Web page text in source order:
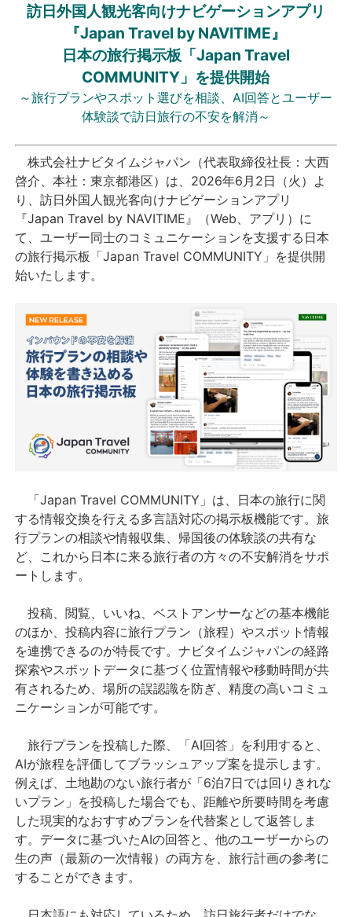
個人向けサービス
法人向けサービス
採用情報
English
訪日外国人観光客向けナビゲーションアプリ
『Japan Travel by NAVITIME』
日本の旅行掲示板「Japan Travel
COMMUNITY」を提供開始
～旅行プランやスポット選びを相談、AI回答とユーザー
体験談で訪日旅行の不安を解消～
株式会社ナビタイムジャパン（代表取締役社長：大西
啓介、本社：東京都港区）は、2026年6月2日（火）よ
り、訪日外国人観光客向けナビゲーションアプリ
『Japan Travel by NAVITIME』（Web、アプリ）に
て、ユーザー同士のコミュニケーションを支援する日本
の旅行掲示板「Japan Travel COMMUNITY」を提供開
始いたします。
「Japan Travel COMMUNITY」は、日本の旅行に関
する情報交換を行える多言語対応の掲示板機能です。旅
行プランの相談や情報収集、帰国後の体験談の共有な
ど、これから日本に来る旅行者の方々の不安解消をサポ
ートします。
投稿、閲覧、いいね、ベストアンサーなどの基本機能
のほか、投稿内容に旅行プラン（旅程）やスポット情報
を連携できるのが特長です。ナビタイムジャパンの経路
探索やスポットデータに基づく位置情報や移動時間が共
有されるため、場所の誤認識を防ぎ、精度の高いコミュ
ニケーションが可能です。
旅行プランを投稿した際、「AI回答」を利用すると、
AIが旅程を評価してブラッシュアップ案を提示します。
例えば、土地勘のない旅行者が「6泊7日では回りきれな
いプラン」を投稿した場合でも、距離や所要時間を考慮
した現実的なおすすめプランを代替案として返答しま
す。データに基づいたAIの回答と、他のユーザーからの
生の声（最新の一次情報）の両方を、旅行計画の参考に
することができます。